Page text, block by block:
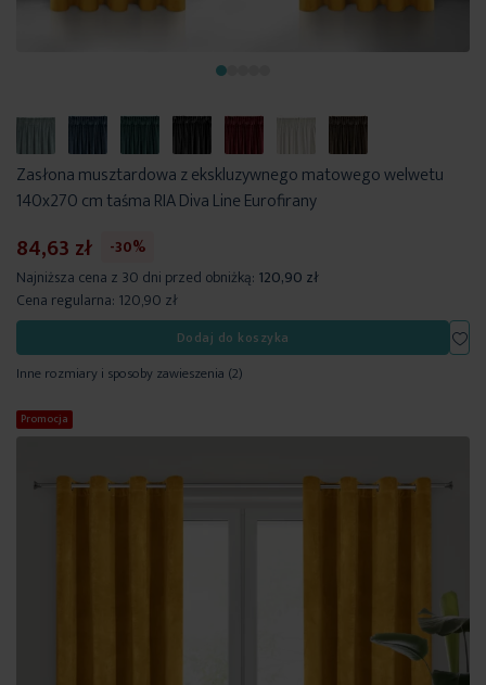
Zasłona musztardowa z ekskluzywnego matowego welwetu
140x270 cm taśma RIA Diva Line Eurofirany
84,63 zł
-30%
Najniższa cena z 30 dni przed obniżką: 120,90 zł
Cena regularna: 120,90 zł
Dodaj do koszyka
Inne rozmiary i sposoby zawieszenia (2)
Promocja